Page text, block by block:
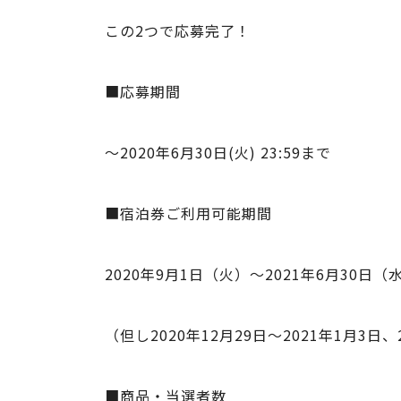
この2つで応募完了！
■応募期間
～2020年6月30日(火) 23:59まで
■宿泊券ご利用可能期間
2020年9月1日（火）〜2021年6月30日（水
（但し2020年12月29日〜2021年1月3日
■商品・当選者数